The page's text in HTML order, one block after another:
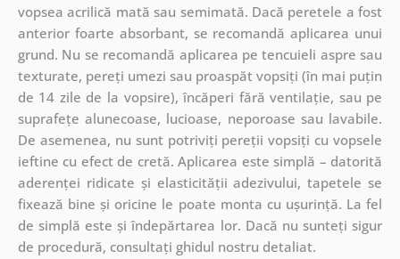
vopsea acrilică mată sau semimată. Dacă peretele a fost
anterior foarte absorbant, se recomandă aplicarea unui
grund. Nu se recomandă aplicarea pe tencuieli aspre sau
texturate, pereți umezi sau proaspăt vopsiți (în mai puțin
de 14 zile de la vopsire), încăperi fără ventilație, sau pe
suprafețe alunecoase, lucioase, neporoase sau lavabile.
De asemenea, nu sunt potriviți pereții vopsiți cu vopsele
ieftine cu efect de cretă. Aplicarea este simplă – datorită
aderenței ridicate și elasticității adezivului, tapetele se
fixează bine și oricine le poate monta cu ușurință. La fel
de simplă este și îndepărtarea lor. Dacă nu sunteți sigur
de procedură, consultați ghidul nostru detaliat.